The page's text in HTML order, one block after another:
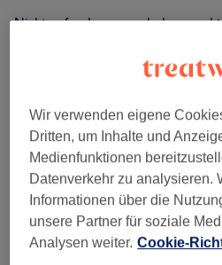
Nicht gefunden wonach du
Haarkuren & Pflege (1)
Damen - Colorationen ( Ohne
Frisur ) (5)
Herren - Haarschnitte &
Wir verwenden eigene
Dritten, um Inhalte und
Medienfunktionen
Datenverkehr zu analysieren.
Informationen über die
unsere Partner für soziale
Analysen weiter. Cookie-